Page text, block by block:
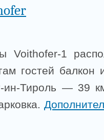
Voithofer-1
гостей
ин-Тироль — 39